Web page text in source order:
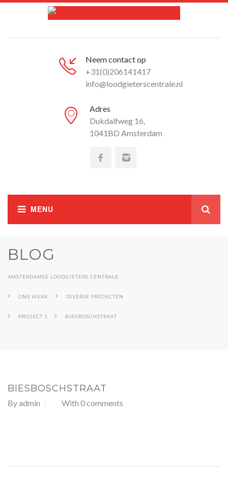
Neem contact op
+31(0)206141417
info@loodgieterscentrale.nl
Adres
Dukdalfweg 16,
1041BD Amsterdam
BLOG
AMSTERDAMSE LOODGIETERS CENTRALE
ONS WERK DIVERSE PROJECTEN
PROJECT 3 BIESBOSCHSTRAAT
BIESBOSCHSTRAAT
Byadmin With 0 comments